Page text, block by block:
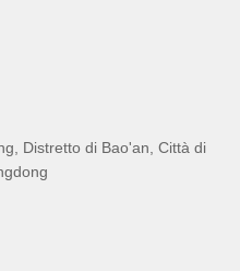
Distretto di Bao'an, Città di